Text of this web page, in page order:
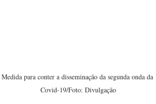
Medida para conter a disseminação da segunda onda da
Covid-19/Foto: Divulgação